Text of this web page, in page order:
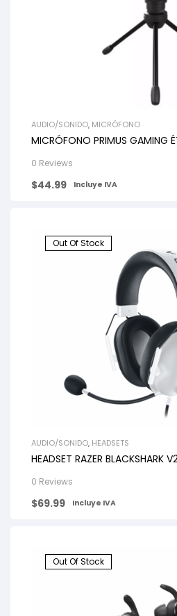
AUDIO/SONIDO, MICRÓFONO
MICRÓFONO PRIMUS GAMING
0 Reviews
$44.99 Incluye IVA
Out Of Stock
AUDIO/SONIDO, HEADSETS
HEADSET RAZER BLACKSHARK
0 Reviews
$69.99 Incluye IVA
Out Of Stock